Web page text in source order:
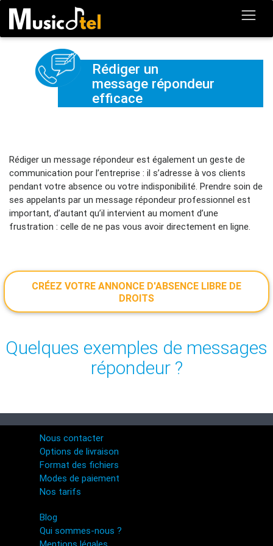
Rédiger un
message répondeur
efficace
Rédiger un message répondeur est également un geste de
communication pour l’entreprise : il s’adresse à vos clients
pendant votre absence ou votre indisponibilité. Prendre soin de
ses appelants par un message répondeur professionnel est
important, d’autant qu’il intervient au moment d’une
frustration : celle de ne pas vous avoir directement en ligne.
CRÉEZ VOTRE ANNONCE D'ABSENCE LIBRE DE
DROITS
Quelques exemples de messages
répondeur ?
Nous contacter
Options de livraison
Format des fichiers
Modes de paiement
Nos tarifs
Blog
Qui sommes-nous ?